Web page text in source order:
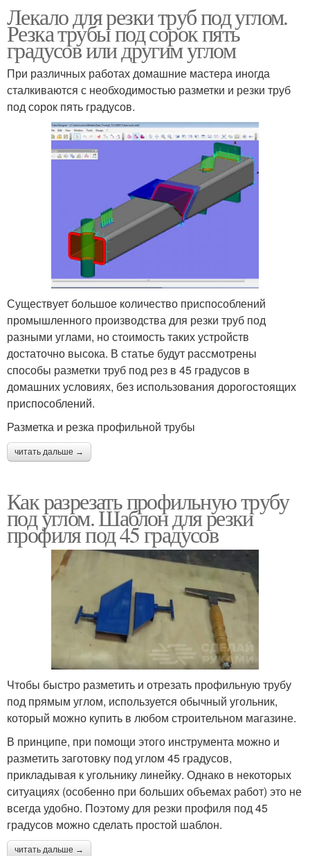
Лекало для резки труб под углом.
Резка трубы под сорок пять
градусов или другим углом
При различных работах домашние мастера иногда
сталкиваются с необходимостью разметки и резки труб
под сорок пять градусов.
Существует большое количество приспособлений
промышленного производства для резки труб под
разными углами, но стоимость таких устройств
достаточно высока. В статье будут рассмотрены
способы разметки труб под рез в 45 градусов в
домашних условиях, без использования дорогостоящих
приспособлений.
Разметка и резка профильной трубы
читать дальше →
Как разрезать профильную трубу
под углом. Шаблон для резки
профиля под 45 градусов
Чтобы быстро разметить и отрезать профильную трубу
под прямым углом, используется обычный угольник,
который можно купить в любом строительном магазине.
В принципе, при помощи этого инструмента можно и
разметить заготовку под углом 45 градусов,
прикладывая к угольнику линейку. Однако в некоторых
ситуациях (особенно при больших объемах работ) это не
всегда удобно. Поэтому для резки профиля под 45
градусов можно сделать простой шаблон.
читать дальше →